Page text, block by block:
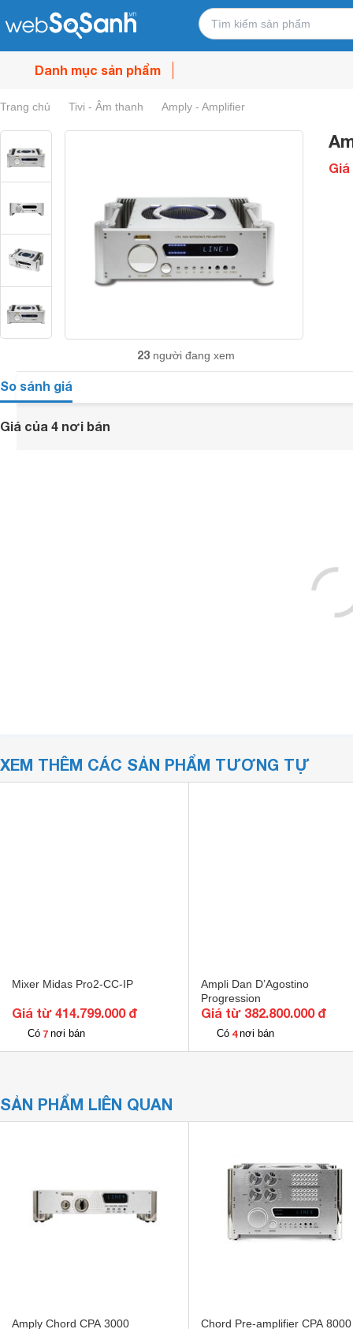
Danh mục sản phẩm
Trang chủ Tivi - Âm thanh Amply - Amplifier
23 người đang xem
Giá
So sánh giá
Giá của 4 nơi bán
XEM THÊM CÁC SẢN PHẨM TƯƠNG TỰ
Mixer Midas Pro2-CC-IP
Giá từ 414.799.000 đ
Có 7 nơi bán
Ampli Dan D’Agostino
Progression
Giá từ 382.800.000 đ
Có 4 nơi bán
SẢN PHẨM LIÊN QUAN
Amply Chord CPA 3000
Chord Pre-amplifier CPA 8000